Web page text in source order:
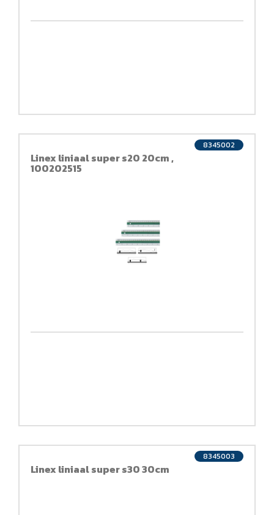
Linex liniaal super s20 20cm ,
100202515
8345002
Linex liniaal super s30 30cm
8345003